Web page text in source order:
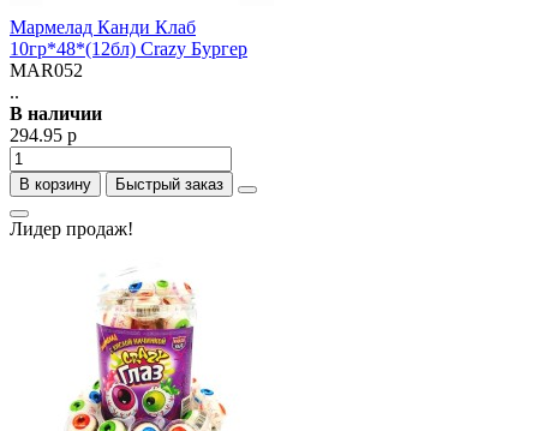
Мармелад Канди Клаб
10гр*48*(12бл) Crazy Бургер
MAR052
..
В наличии
294.95 р
В корзину Быстрый заказ
Лидер продаж!